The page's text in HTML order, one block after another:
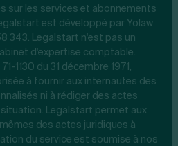
sur les services et abonnements
est développé par Yolaw
343. Legalstart n'est pas un
d'expertise comptable.
1130 du 31 décembre 1971,
à fournir aux internautes des
ni à rédiger des actes
Legalstart permet aux
des actes juridiques à
du service est soumise à nos